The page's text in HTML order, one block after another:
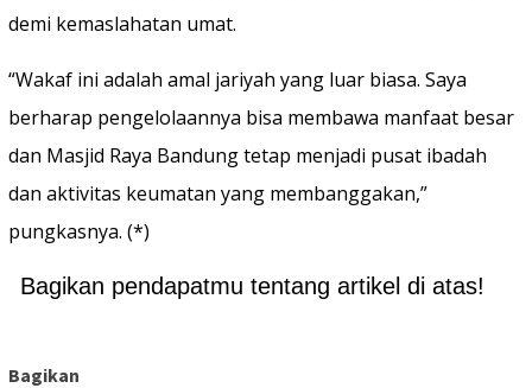
demi kemaslahatan umat.
“Wakaf ini adalah amal jariyah yang luar biasa. Saya
berharap pengelolaannya bisa membawa manfaat besar
dan Masjid Raya Bandung tetap menjadi pusat ibadah
dan aktivitas keumatan yang membanggakan,”
pungkasnya. (*)
Bagikan pendapatmu tentang artikel di atas!
Bagikan